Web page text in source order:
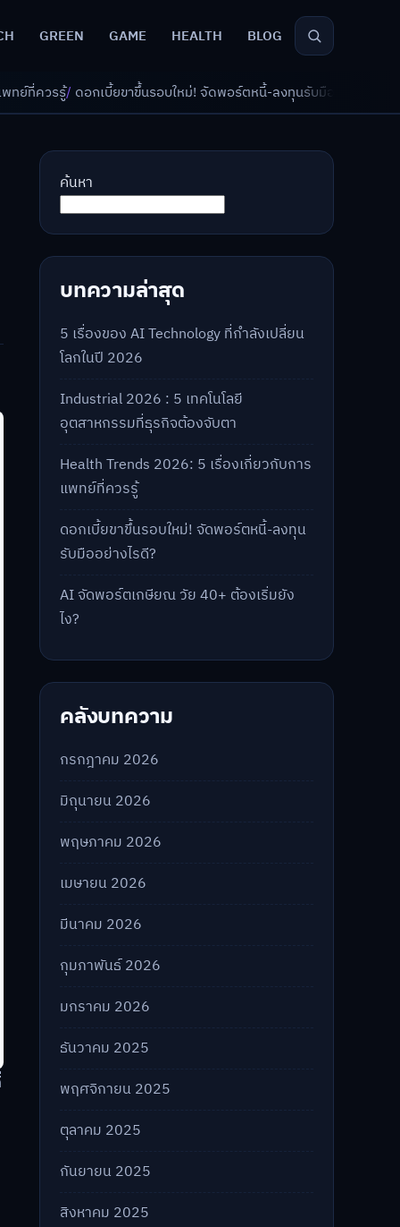
GREEN GAME HEALTH BLOG
ยขาขึ้นรอบใหม่! จัดพอร์ตหนี้-ลงทุนรับมืออย่างไรดี?/AI จัดพอร์ตเกษีย
ค้นหา
บทความล่าสุด
5 เรื่องของ AI Technology ที่กำลังเปลี่ยน
โลกในปี 2026
Industrial 2026 : 5 เทคโนโลยี
อุตสาหกรรมที่ธุรกิจต้องจับตา
Health Trends 2026: 5 เรื่องเกี่ยวกับการ
แพทย์ที่ควรรู้
ดอกเบี้ยขาขึ้นรอบใหม่! จัดพอร์ตหนี้-ลงทุน
รับมืออย่างไรดี?
AI จัดพอร์ตเกษียณ วัย 40+ ต้องเริ่มยัง
ไง?
คลังบทความ
กรกฎาคม 2026
มิถุนายน 2026
พฤษภาคม 2026
เมษายน 2026
มีนาคม 2026
กุมภาพันธ์ 2026
มกราคม 2026
ธันวาคม 2025
พฤศจิกายน 2025
ตุลาคม 2025
กันยายน 2025
สิงหาคม 2025